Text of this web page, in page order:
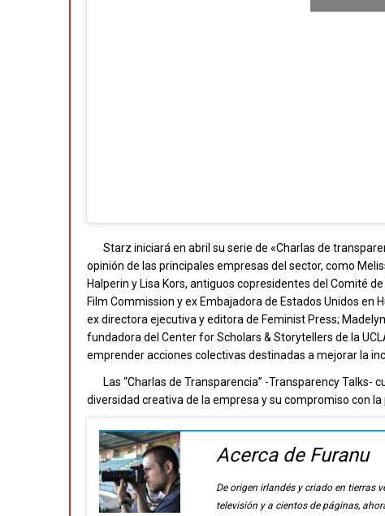
Starz iniciará en abril su serie de «Charlas de
opinión de las principales empresas del sector, como
Halperin y Lisa Kors, antiguos copresidentes del Comité
Film Commission y ex Embajadora de Estados Unidos en
ex directora ejecutiva y editora de Feminist Press;
fundadora del Center for Scholars & Storytellers de la
emprender acciones colectivas destinadas a mejorar la
Las “Charlas de Transparencia” -Transparency
diversidad creativa de la empresa y su compromiso con
Acerca de Furanu
De origen irlandés y criado en tierras
televisión y a cientos de páginas,